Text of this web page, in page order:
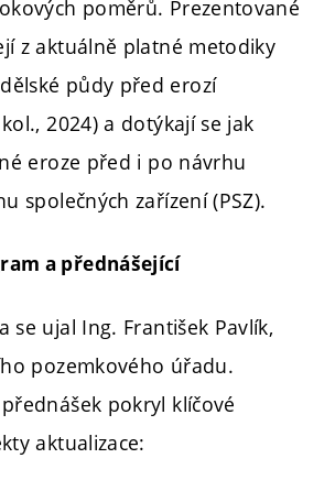
poměrů. Prezentované
z aktuálně platné metodiky
půdy před erozí
2024) a dotýkají se jak
eroze před i po návrhu
společných zařízení (PSZ).
a přednášející
se ujal Ing. František Pavlík,
pozemkového úřadu.
pokryl klíčové
aktualizace: